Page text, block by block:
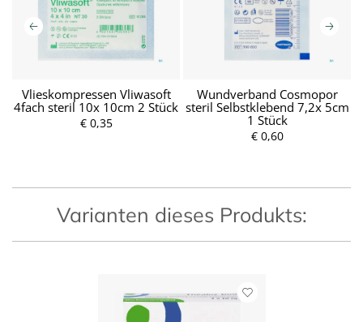
Vlieskompressen Vliwasoft
4fach steril 10x 10cm 2 Stück
€ 0,35
Wundverband Cosmopor
steril Selbstklebend 7,2x 5cm
1 Stück
€ 0,60
Varianten dieses Produkts: